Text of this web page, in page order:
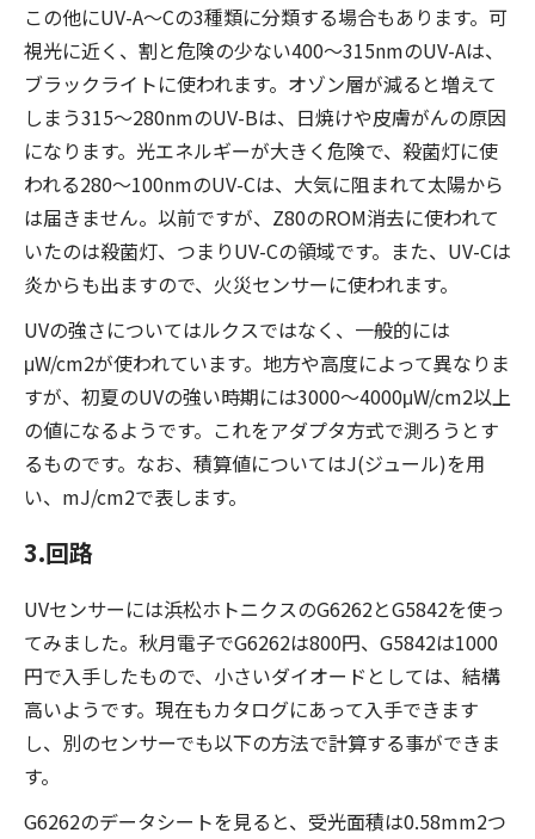
この他にUV-A〜Cの3種類に分類する場合もあります。可
視光に近く、割と危険の少ない400〜315nmのUV-Aは、
ブラックライトに使われます。オゾン層が減ると増えて
しまう315〜280nmのUV-Bは、日焼けや皮膚がんの原因
になります。光エネルギーが大きく危険で、殺菌灯に使
われる280〜100nmのUV-Cは、大気に阻まれて太陽から
は届きません。以前ですが、Z80のROM消去に使われて
いたのは殺菌灯、つまりUV-Cの領域です。また、UV-Cは
炎からも出ますので、火災センサーに使われます。
UVの強さについてはルクスではなく、一般的には
μW/cm2が使われています。地方や高度によって異なりま
すが、初夏のUVの強い時期には3000〜4000μW/cm2以上
の値になるようです。これをアダプタ方式で測ろうとす
るものです。なお、積算値についてはJ(ジュール)を用
い、mJ/cm2で表します。
3.回路
UVセンサーには浜松ホトニクスのG6262とG5842を使っ
てみました。秋月電子でG6262は800円、G5842は1000
円で入手したもので、小さいダイオードとしては、結構
高いようです。現在もカタログにあって入手できます
し、別のセンサーでも以下の方法で計算する事ができま
す。
G6262のデータシートを見ると、受光面積は0.58mm2つ